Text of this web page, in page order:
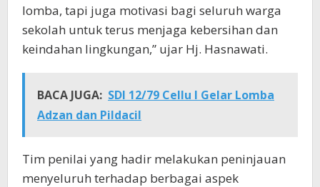
lomba, tapi juga motivasi bagi seluruh warga
sekolah untuk terus menjaga kebersihan dan
keindahan lingkungan,” ujar Hj. Hasnawati.
BACA JUGA: SDI 12/79 Cellu I Gelar Lomba
Adzan dan Pildacil
Tim penilai yang hadir melakukan peninjauan
menyeluruh terhadap berbagai aspek